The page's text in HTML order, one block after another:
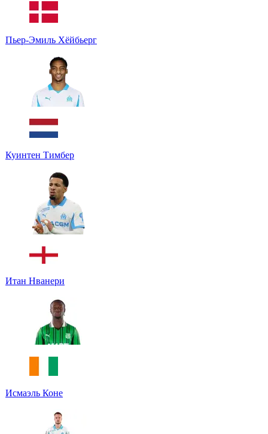
Пьер-Эмиль Хёйбьерг
Куинтен Тимбер
Итан Нванери
Исмаэль Коне